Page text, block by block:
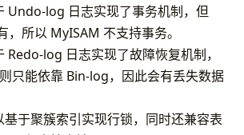
Undo-log 日志实现了事务机制，但
，所以 MyISAM 不支持事务。
Redo-log 日志实现了故障恢复机制，
只能依靠 Bin-log，因此会有丢失数据
于聚簇索引实现行锁，同时还兼容表